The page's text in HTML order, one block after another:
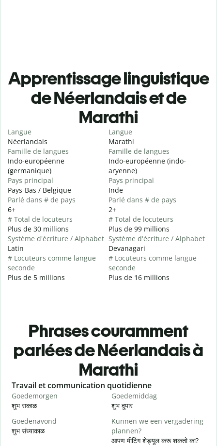
Apprentissage linguistique
de Néerlandais et de
Marathi
Langue
Néerlandais
Famille de langues
Indo-européenne
(germanique)
Pays principal
Pays-Bas / Belgique
Parlé dans # de pays
6+
# Total de locuteurs
Plus de 30 millions
Système d'écriture / Alphabet
Latin
# Locuteurs comme langue
seconde
Plus de 5 millions
Langue
Marathi
Famille de langues
Indo-européenne (indo-
aryenne)
Pays principal
Inde
Parlé dans # de pays
2+
# Total de locuteurs
Plus de 99 millions
Système d'écriture / Alphabet
Devanagari
# Locuteurs comme langue
seconde
Plus de 16 millions
Phrases couramment
parlées de Néerlandais à
Marathi
Slide 1 of 6
Travail et communication quotidienne
Goedemorgen
शुभ सकाळ
Goedemiddag
शुभ दुपार
Goedenavond
शुभ संध्याकाळ
Kunnen we een vergadering
plannen?
आपण मीटिंग शेड्यूल करू शकतो का?